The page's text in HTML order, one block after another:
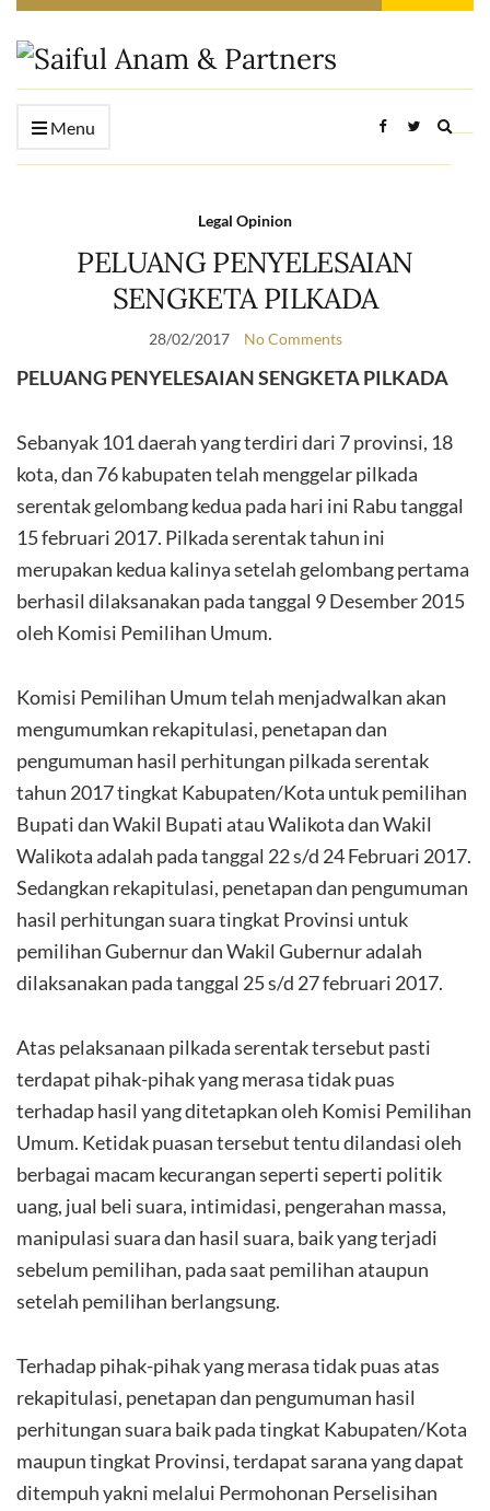
Menu
form
Legal Opinion
PELUANG PENYELESAIAN
SENGKETA PILKADA
28/02/2017 No Comments
PELUANG PENYELESAIAN SENGKETA PILKADA
Sebanyak 101 daerah yang terdiri dari 7 provinsi, 18
kota, dan 76 kabupaten telah menggelar pilkada
serentak gelombang kedua pada hari ini Rabu tanggal
15 februari 2017. Pilkada serentak tahun ini
merupakan kedua kalinya setelah gelombang pertama
berhasil dilaksanakan pada tanggal 9 Desember 2015
oleh Komisi Pemilihan Umum.
Komisi Pemilihan Umum telah menjadwalkan akan
mengumumkan rekapitulasi, penetapan dan
pengumuman hasil perhitungan pilkada serentak
tahun 2017 tingkat Kabupaten/Kota untuk pemilihan
Bupati dan Wakil Bupati atau Walikota dan Wakil
Walikota adalah pada tanggal 22 s/d 24 Februari 2017.
Sedangkan rekapitulasi, penetapan dan pengumuman
hasil perhitungan suara tingkat Provinsi untuk
pemilihan Gubernur dan Wakil Gubernur adalah
dilaksanakan pada tanggal 25 s/d 27 februari 2017.
Atas pelaksanaan pilkada serentak tersebut pasti
terdapat pihak-pihak yang merasa tidak puas
terhadap hasil yang ditetapkan oleh Komisi Pemilihan
Umum. Ketidak puasan tersebut tentu dilandasi oleh
berbagai macam kecurangan seperti seperti politik
uang, jual beli suara, intimidasi, pengerahan massa,
manipulasi suara dan hasil suara, baik yang terjadi
sebelum pemilihan, pada saat pemilihan ataupun
setelah pemilihan berlangsung.
Terhadap pihak-pihak yang merasa tidak puas atas
rekapitulasi, penetapan dan pengumuman hasil
perhitungan suara baik pada tingkat Kabupaten/Kota
maupun tingkat Provinsi, terdapat sarana yang dapat
ditempuh yakni melalui Permohonan Perselisihan